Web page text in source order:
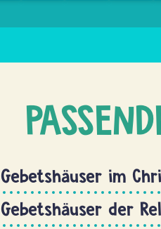
Gebetshäuser im
Gebetshäuser der